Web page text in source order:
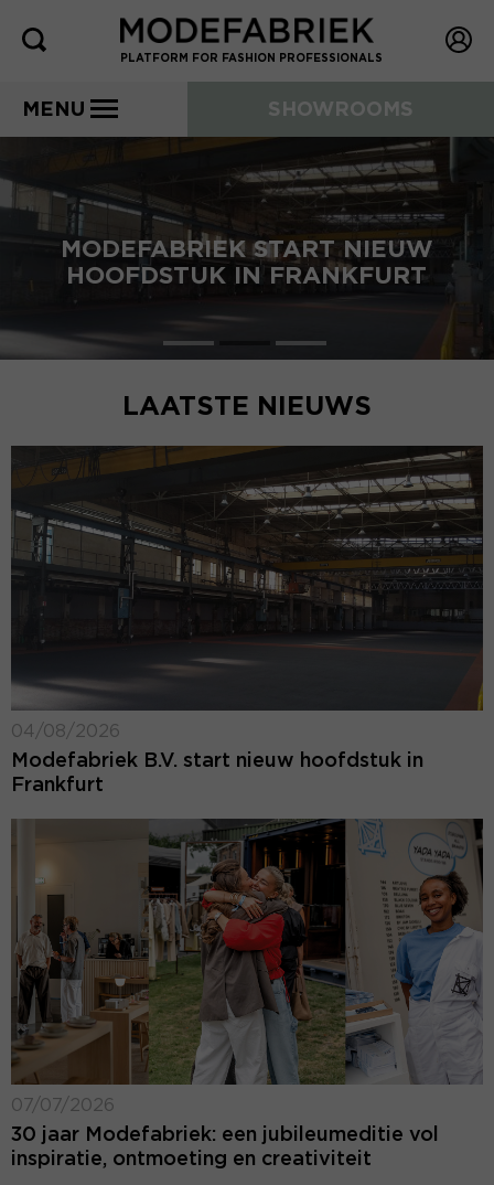
PLATFORM FOR FASHION PROFESSIONALS
MENU SHOWROOMS
MODEFABRIEK START NIEUW
HOOFDSTUK IN FRANKFURT
LAATSTE NIEUWS
04/08/2026
Modefabriek B.V. start nieuw hoofdstuk in
Frankfurt
07/07/2026
30 jaar Modefabriek: een jubileumeditie vol
inspiratie, ontmoeting en creativiteit